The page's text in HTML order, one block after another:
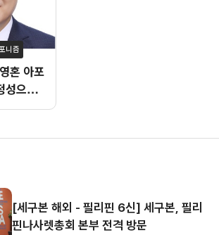
니즘
혼 아포
성으로
설교”
[세구본 해외 - 필리핀 6신] 세구본, 필리
핀나사렛총회 본부 전격 방문